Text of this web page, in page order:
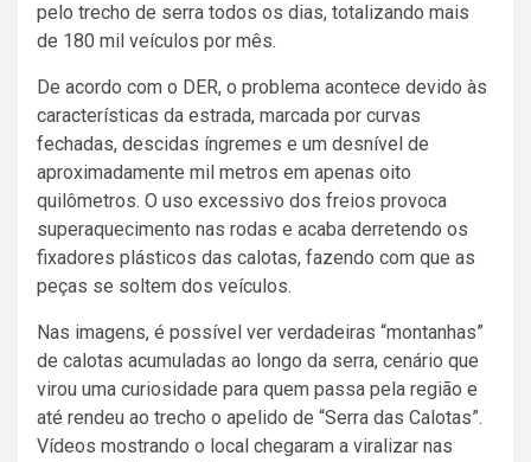
pelo trecho de serra todos os dias, totalizando mais
de 180 mil veículos por mês.
De acordo com o DER, o problema acontece devido às
características da estrada, marcada por curvas
fechadas, descidas íngremes e um desnível de
aproximadamente mil metros em apenas oito
quilômetros. O uso excessivo dos freios provoca
superaquecimento nas rodas e acaba derretendo os
fixadores plásticos das calotas, fazendo com que as
peças se soltem dos veículos.
Nas imagens, é possível ver verdadeiras “montanhas”
de calotas acumuladas ao longo da serra, cenário que
virou uma curiosidade para quem passa pela região e
até rendeu ao trecho o apelido de “Serra das Calotas”.
Vídeos mostrando o local chegaram a viralizar nas